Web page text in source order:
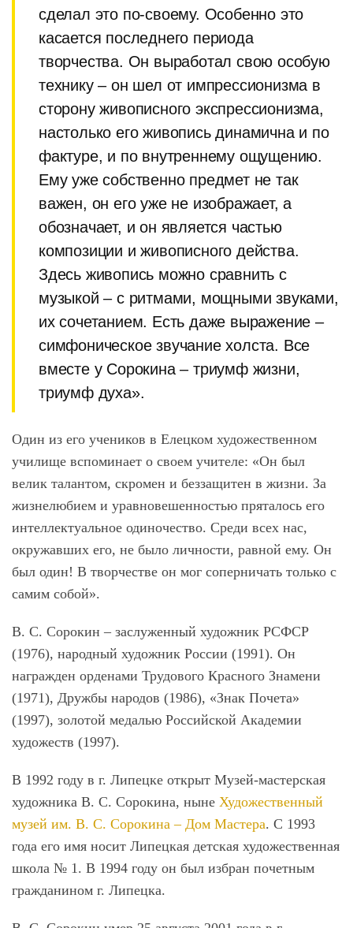
сделал это по-своему. Особенно это
касается последнего периода
творчества. Он выработал свою особую
технику – он шел от импрессионизма в
сторону живописного экспрессионизма,
настолько его живопись динамична и по
фактуре, и по внутреннему ощущению.
Ему уже собственно предмет не так
важен, он его уже не изображает, а
обозначает, и он является частью
композиции и живописного действа.
Здесь живопись можно сравнить с
музыкой – с ритмами, мощными звуками,
их сочетанием. Есть даже выражение –
симфоническое звучание холста. Все
вместе у Сорокина – триумф жизни,
триумф духа».
Один из его учеников в Елецком художественном
училище вспоминает о своем учителе: «Он был
велик талантом, скромен и беззащитен в жизни. За
жизнелюбием и уравновешенностью пряталось его
интеллектуальное одиночество. Среди всех нас,
окружавших его, не было личности, равной ему. Он
был один! В творчестве он мог соперничать только с
самим собой».
В. С. Сорокин – заслуженный художник РСФСР
(1976), народный художник России (1991). Он
награжден орденами Трудового Красного Знамени
(1971), Дружбы народов (1986), «Знак Почета»
(1997), золотой медалью Российской Академии
художеств (1997).
В 1992 году в г. Липецке открыт Музей-мастерская
художника В. С. Сорокина, ныне Художественный
музей им. В. С. Сорокина – Дом Мастера. С 1993
года его имя носит Липецкая детская художественная
школа № 1. В 1994 году он был избран почетным
гражданином г. Липецка.